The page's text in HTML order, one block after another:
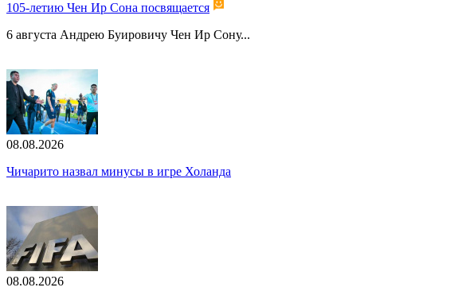
105-летию Чен Ир Сона посвящается
6 августа Андрею Буировичу Чен Ир Сону...
08.08.2026
Чичарито назвал минусы в игре Холанда
08.08.2026